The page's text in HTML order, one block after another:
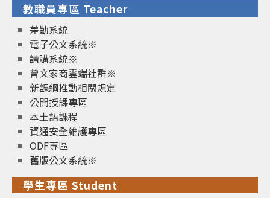
教職員專區 Teacher
差勤系統
電子公文系統※
請購系統※
曾文家商雲端社群※
新課綱推動相關規定
公開授課專區
本土語課程
資通安全維護專區
ODF專區
舊版公文系統※
學生專區 Student